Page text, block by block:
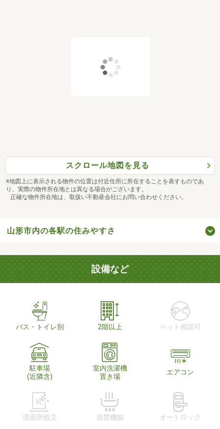
スクロール地図を見る
※地図上に表示される物件の位置は付近住所に所在することを表すものであ
り、実際の物件所在地とは異なる場合がございます。
正確な物件所在地は、取扱い不動産会社にお問い合わせください。
山形市内の各駅の住みやすさ
設備など
バス・トイレ別 2階以上 ペット相談可
駐車場
(近隣含)
室内洗濯機
置き場
エアコン
洗面所独立 追焚機能 オートロック